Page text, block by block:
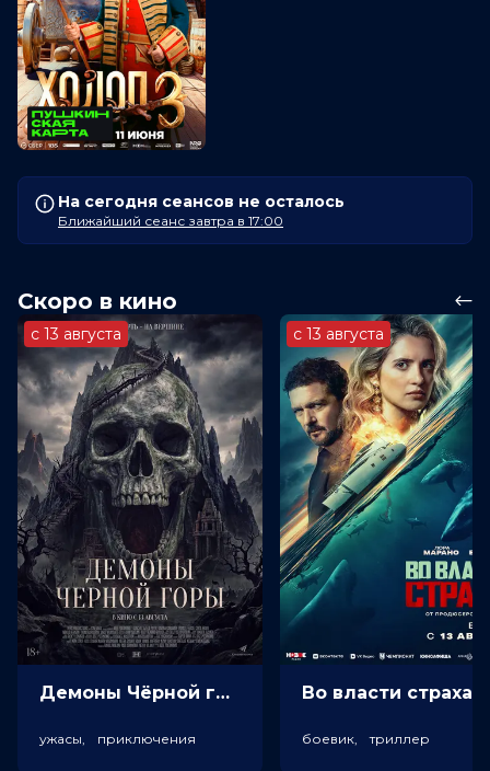
На сегодня сеансов не осталось
Ближайший сеанс завтра в 17:00
Скоро в кино
с 13 августа
Демоны Чёрной горы (18+)
ужасы, приключения
с 13 августа
боевик, триллер